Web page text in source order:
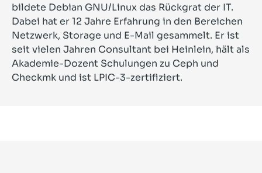
bildete Debian GNU/Linux das Rückgrat der IT.
Dabei hat er 12 Jahre Erfahrung in den Bereichen
Netzwerk, Storage und E-Mail gesammelt. Er ist
seit vielen Jahren Consultant bei Heinlein, hält als
Akademie-Dozent Schulungen zu Ceph und
Checkmk und ist LPIC-3-zertifiziert.